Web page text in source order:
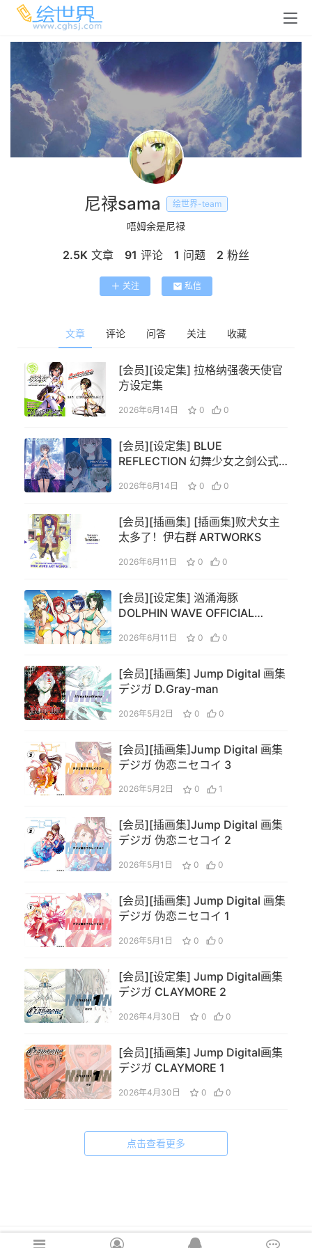
尼禄sama 绘世界-team
唔姆余是尼禄
2.5K 文章 91 评论 1 问题 2 粉丝
关注 私信
文章 评论 问答 关注 收藏
[会员][设定集] 拉格纳强袭天使官
方设定集
2026年6月14日 0 0
[会员][设定集] BLUE
REFLECTION 幻舞少女之剑公式
攻略本)
2026年6月14日 0 0
[会员][插画集] [插画集]败犬女主
太多了！伊右群 ARTWORKS
2026年6月11日 0 0
[会员][设定集] 汹涌海豚
DOLPHIN WAVE OFFICIAL
2026年6月11日 0 0
[会员][插画集] Jump Digital 画集
デジガ D.Gray-man
2026年5月2日 0 0
[会员][插画集]Jump Digital 画集
デジガ 伪恋ニセコイ 3
2026年5月2日 0 1
[会员][插画集]Jump Digital 画集
デジガ 伪恋ニセコイ 2
2026年5月1日 0 0
[会员][插画集] Jump Digital 画集
デジガ 伪恋ニセコイ 1
2026年5月1日 0 0
[会员][设定集] Jump Digital画集
デジガ CLAYMORE 2
2026年4月30日 0 0
[会员][插画集] Jump Digital画集
デジガ CLAYMORE 1
2026年4月30日 0 0
点击查看更多